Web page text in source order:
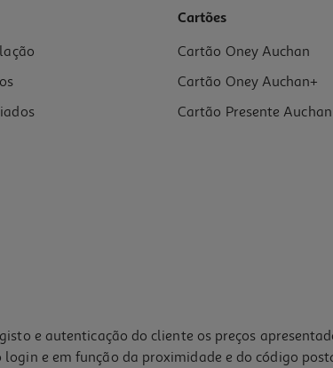
Cartões
Cartão Oney Auchan
Cartão Oney Auchan+
Cartão Presente Auchan
e autenticação do cliente os preços
e em função da proximidade e do código